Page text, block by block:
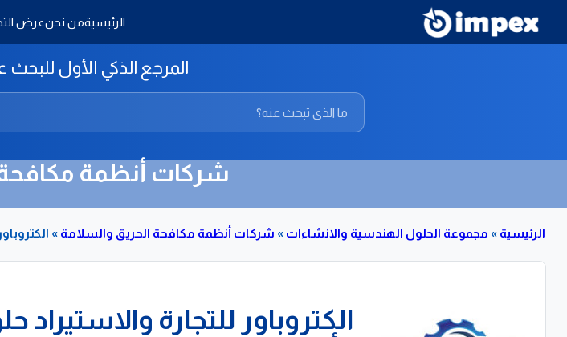
الرئيسيةمن نحنعرض
المرجع الذكي الأول
شركات أنظمة مكافحة
الرئيسية » مجموعة الحلول الهندسية والانشاءات » شركات أنظمة مكافحة الحريق والسلامة »
الكتروباور للتجارة